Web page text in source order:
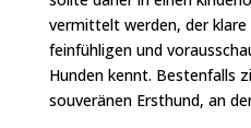
vermittelt werden, der klare
feinfühligen und
Hunden kennt. Bestenfalls
souveränen Ersthund, an